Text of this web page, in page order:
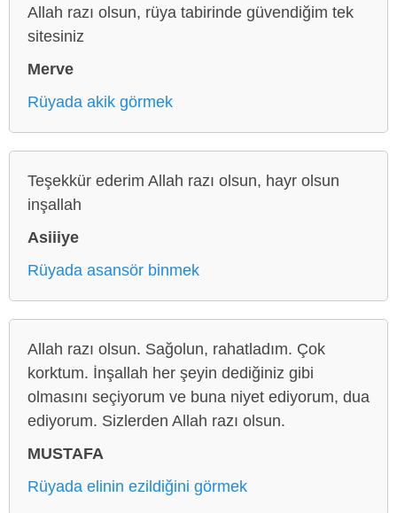
Allah razı olsun, rüya tabirinde güvendiğim tek
sitesiniz
Merve
Rüyada akik görmek
Teşekkür ederim Allah razı olsun, hayr olsun
inşallah
Asiiiye
Rüyada asansör binmek
Allah razı olsun. Sağolun, rahatladım. Çok
korktum. İnşallah her şeyin dediğiniz gibi
olmasını seçiyorum ve buna niyet ediyorum, dua
ediyorum. Sizlerden Allah razı olsun.
MUSTAFA
Rüyada elinin ezildiğini görmek